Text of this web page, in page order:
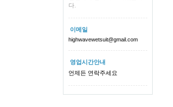
다.
이메일
highwavewetsuit@gmail.com
영업시간안내
언제든 연락주세요